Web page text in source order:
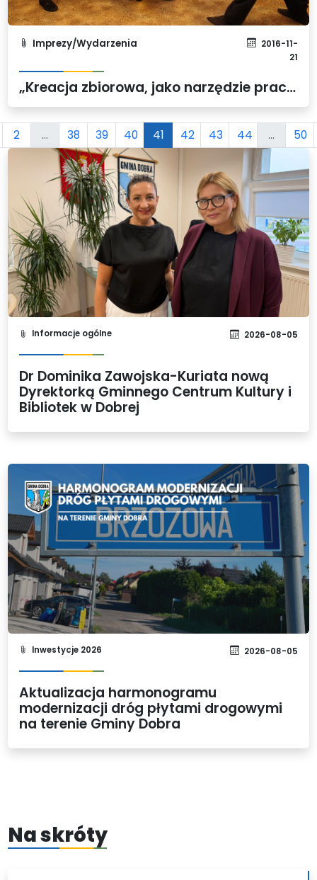
Imprezy/Wydarzenia
2016-11-
21
„Kreacja zbiorowa, jako narzędzie pracy teatralnej”
2 ... 38 39 40 41 42 43 44 ... 50
Informacje ogólne 2026-08-05
Dr Dominika Zawojska-Kuriata nową
Dyrektorką Gminnego Centrum Kultury i
Bibliotek w Dobrej
Inwestycje 2026 2026-08-05
Aktualizacja harmonogramu
modernizacji dróg płytami drogowymi
na terenie Gminy Dobra
Na skróty